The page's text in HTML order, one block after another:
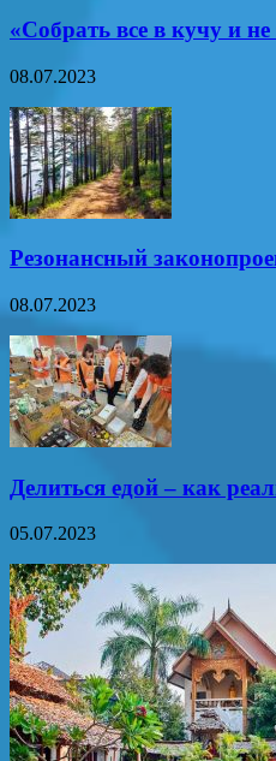
«Собрать все в кучу и
08.07.2023
Резонансный
08.07.2023
Делиться едой – как
05.07.2023